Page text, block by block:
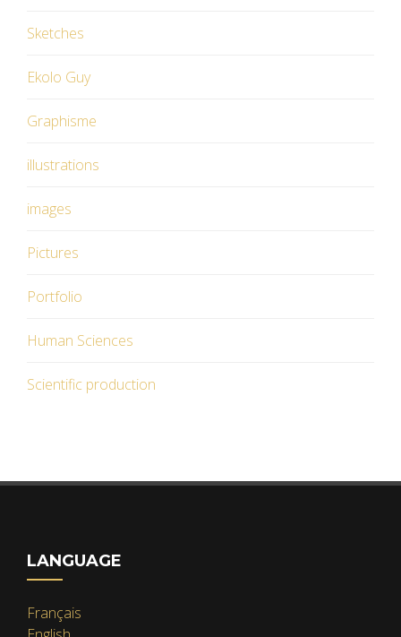
Sketches
Ekolo Guy
Graphisme
illustrations
images
Pictures
Portfolio
Human Sciences
Scientific production
LANGUAGE
Français